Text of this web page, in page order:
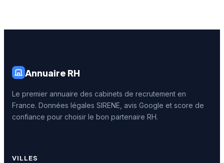
Annuaire RH
Le premier annuaire des cabinets de recrutement en
France. Données légales SIRENE, avis Google et score de
confiance pour choisir le bon partenaire RH.
VILLES